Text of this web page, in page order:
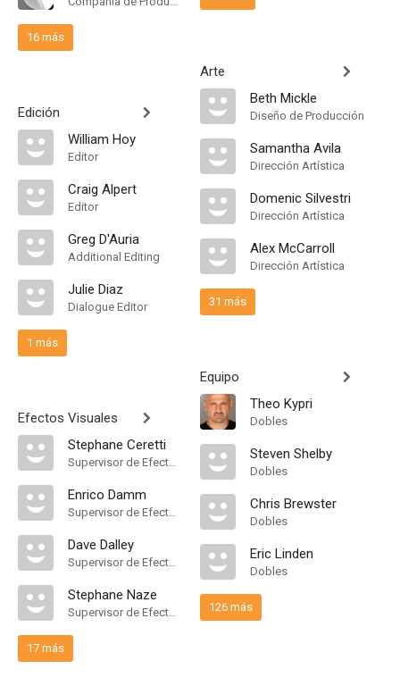
16 más
Edición
William Hoy
Editor
Craig Alpert
Editor
Greg D'Auria
Additional Editing
Julie Diaz
Dialogue Editor
1 más
Efectos Visuales
Stephane Ceretti
Supervisor de Efectos Visuales
Enrico Damm
Supervisor de Efectos Visuales
Dave Dalley
Supervisor de Efectos Visuales
Stephane Naze
Supervisor de Efectos Visuales
17 más
Arte
Beth Mickle
Diseño de Producción
Samantha Avila
Dirección Artística
Domenic Silvestri
Dirección Artística
Alex McCarroll
Dirección Artística
31 más
Equipo
Theo Kypri
Dobles
Steven Shelby
Dobles
Chris Brewster
Dobles
Eric Linden
Dobles
126 más